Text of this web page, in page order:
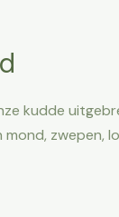
kudde
mond, zwepen,